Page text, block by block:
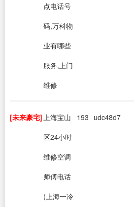
点电话号
码,万科物
业有哪些
服务,上门
维修
[未来豪宅] 上海宝山
区24小时
维修空调
师傅电话
(上海一冷
193 udc48d7